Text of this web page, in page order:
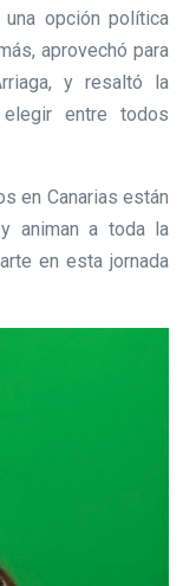
opción política
aprovechó para
y resaltó la
entre todos
en Canarias están
animan a toda la
en esta jornada